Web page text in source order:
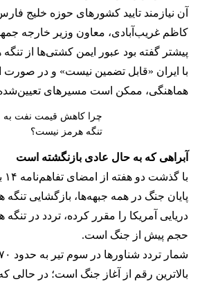
آن نیازمند تایید کشورهای حوزه خلیج
کاظم غریب‌آبادی، معاون وزیر خارجه
پیشتر گفته بود عبور ایمن کشتی‌ها از
با ایران «قابل تضمین نیست» و در صورت
هماهنگی، ممکن است مسیرهای تعیین‌شده
چرا کاهش قیمت نفت به
تنگه هرمز نیست؟
آبراهی که به حال عادی بازنگشته است
پایان جنگ در همه جبهه‌ها، بازگشایی
دریایی آمریکا را مقرر کرده، تردد در
حجم پیش از جنگ است.
بالاترین رقم از آغاز جنگ است؛ در حالی